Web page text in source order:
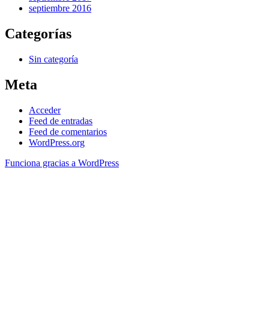
septiembre 2016
Categorías
Sin categoría
Meta
Acceder
Feed de entradas
Feed de comentarios
WordPress.org
Funciona gracias a WordPress